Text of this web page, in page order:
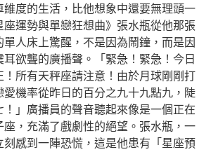
維度的生活，比他想象中還要無理頭一
座運勢與單戀狂想曲》張水瓶從他那張
人床上驚醒，不是因為鬧鐘，而是因
欲聾的廣播聲。「緊急！緊急！今日
！所有天秤座請注意！由於月球剛剛打
愛機率從昨日的百分之九十九點九，陡
！」廣播員的聲音聽起來像是一個正在
，充滿了戲劇性的絕望。張水瓶，一
感到一陣恐慌，這是他患有「星座預